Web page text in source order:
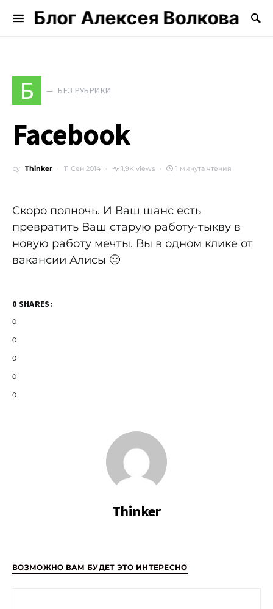
Блог Алексея Волкова
Search for:
Б БЕЗ РУБРИКИ
Facebook
by Thinker 11 Сен 2014 1,9K views 1 минута чтения
Скоро полночь. И Ваш шанс есть
превратить Ваш старую работу-тыкву в
новую работу мечты. Вы в одном клике от
вакансии Алисы 🙂
0 SHARES:
0
0
0
0
0
Thinker
ВОЗМОЖНО ВАМ БУДЕТ ЭТО ИНТЕРЕСНО